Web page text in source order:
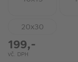
20x30
199,-
vč. DPH